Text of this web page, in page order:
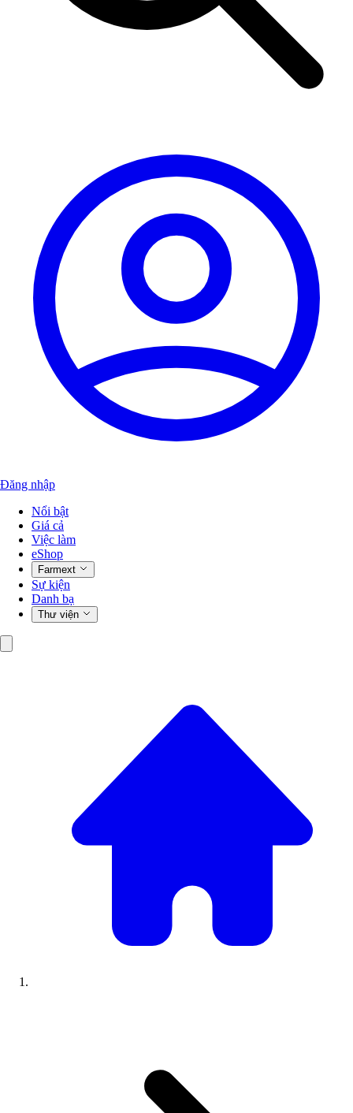
Đăng nhập
Nổi bật
Giá cả
Việc làm
eShop
Farmext
Sự kiện
Danh bạ
Thư viện